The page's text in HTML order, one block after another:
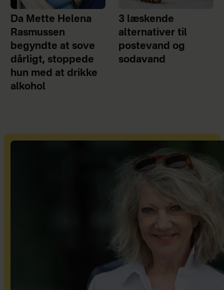
Da Mette Helena
Rasmussen
begyndte at sove
dårligt, stoppede
hun med at drikke
alkohol
3 læskende
alternativer til
postevand og
sodavand